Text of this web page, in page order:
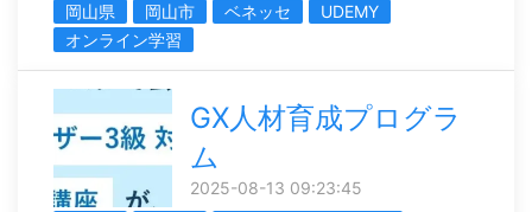
岡山県
岡山市 ベネッセ
UDEMY
オンライン学習
GX人材育成プログラ
ム
2025-08-13 09:23:45